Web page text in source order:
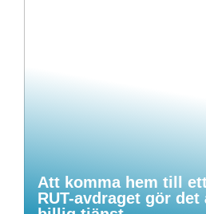
Att komma hem till
RUT-avdraget gör